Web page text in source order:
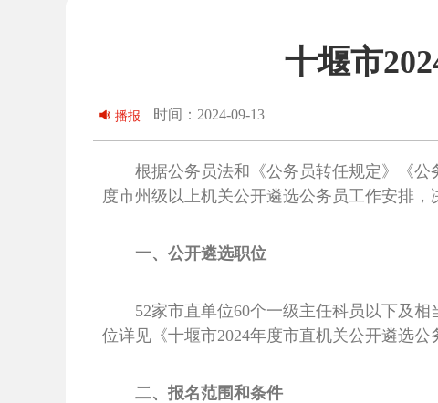
十堰市
播报 时间：2024-09-13
根据公务员法和《公务员转任规定》《
度市州级以上机关公开遴选公务员工作安排
一、公开遴选职位
52家市直单位60个一级主任科员以下及
位详见《十堰市2024年度市直机关公开遴选公
二、报名范围和条件